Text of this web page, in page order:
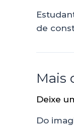
de
Mais
Deixe
Do